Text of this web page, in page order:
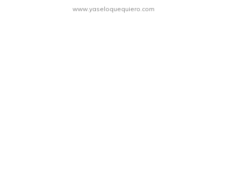
www.yaseloquequiero.com